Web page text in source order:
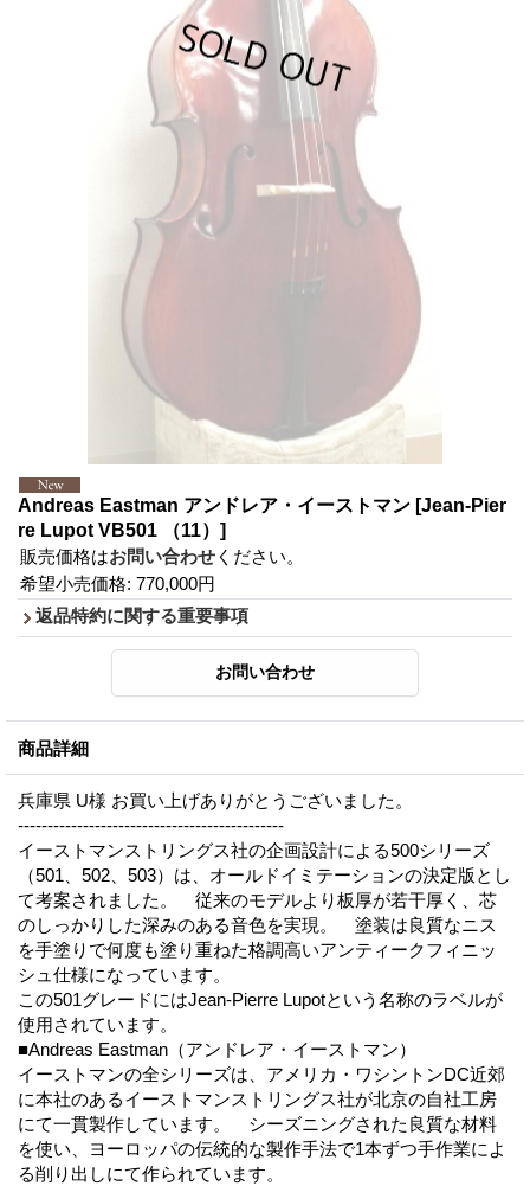
Andreas Eastman アンドレア・イーストマン [Jean-Pier
re Lupot VB501 （11）]
販売価格はお問い合わせ ください。
希望小売価格: 770,000円
返品特約に関する重要事項
商品詳細
兵庫県 U様 お買い上げありがとうございました。
---------------------------------------------
イーストマンストリングス社の企画設計による500シリーズ
（501、502、503）は、オールドイミテーションの決定版とし
て考案されました。 従来のモデルより板厚が若干厚く、芯
のしっかりした深みのある音色を実現。 塗装は良質なニス
を手塗りで何度も塗り重ねた格調高いアンティークフィニッ
シュ仕様になっています。
この501グレードにはJean-Pierre Lupotという名称のラベルが
使用されています。
■Andreas Eastman（アンドレア・イーストマン）
イーストマンの全シリーズは、アメリカ・ワシントンDC近郊
に本社のあるイーストマンストリングス社が北京の自社工房
にて一貫製作しています。 シーズニングされた良質な材料
を使い、ヨーロッパの伝統的な製作手法で1本ずつ手作業によ
る削り出しにて作られています。